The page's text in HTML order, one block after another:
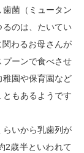
菌（ミュータン
るのは、たいてい
わるお母さんが
ーンで食べさせ
園や保育園など
もあるようです
いから乳歯列が
2歳半といわれて